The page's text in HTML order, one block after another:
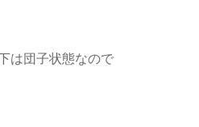
は団子状態なので